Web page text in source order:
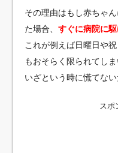
その理由はもし赤ちゃ
た場合、 すぐに病院に
これが例えば日曜日や
もおそらく限られてしま
いざという時に慌てな
スポ